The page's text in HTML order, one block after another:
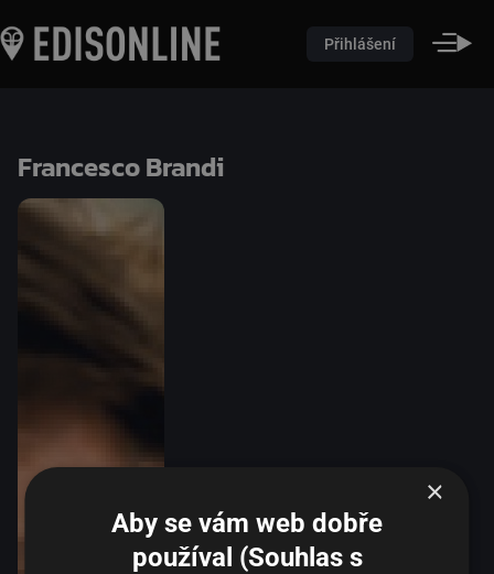
Přihlášení
Francesco Brandi
×
Aby se vám web dobře
používal (Souhlas s